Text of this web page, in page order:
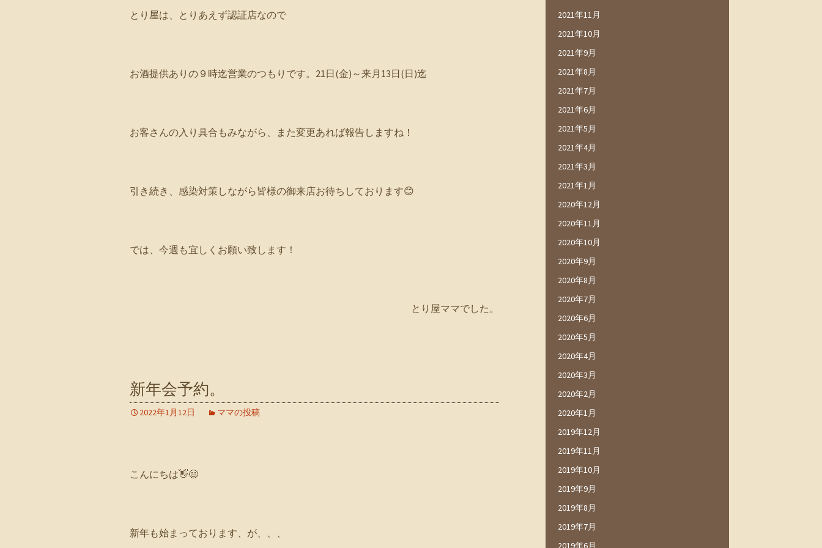
とり屋は、とりあえず認証店なので
お酒提供ありの９時迄営業のつもりです。21日(金)～来月13日(日)迄
お客さんの入り具合もみながら、また変更あれば報告しますね！
引き続き、感染対策しながら皆様の御来店お待ちしております😊
では、今週も宜しくお願い致します！
とり屋ママでした。
新年会予約。
2022年1月12日 ママの投稿
こんにちは👋😃
新年も始まっております、が、、、
2021年11月
2021年10月
2021年9月
2021年8月
2021年7月
2021年6月
2021年5月
2021年4月
2021年3月
2021年1月
2020年12月
2020年11月
2020年10月
2020年9月
2020年8月
2020年7月
2020年6月
2020年5月
2020年4月
2020年3月
2020年2月
2020年1月
2019年12月
2019年11月
2019年10月
2019年9月
2019年8月
2019年7月
2019年6月